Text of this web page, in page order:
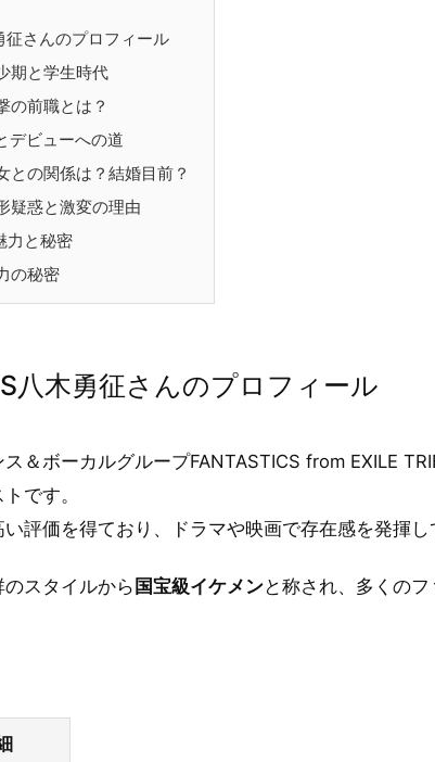
征さんのプロフィール
期と学生時代
の前職とは？
デビューへの道
との関係は？結婚目前？
疑惑と激変の理由
力と秘密
の秘密
八木勇征さんのプロフィール
＆ボーカルグループFANTASTICS from EXILE
です。
評価を得ており、ドラマや映画で存在感を発揮し
スタイルから 国宝級イケメンと称され、多くの